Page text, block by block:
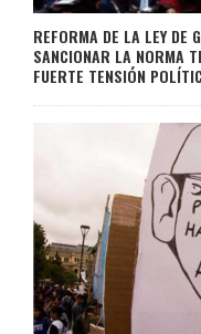
REFORMA DE LA LEY DE
SANCIONAR LA NORMA
FUERTE TENSIÓN